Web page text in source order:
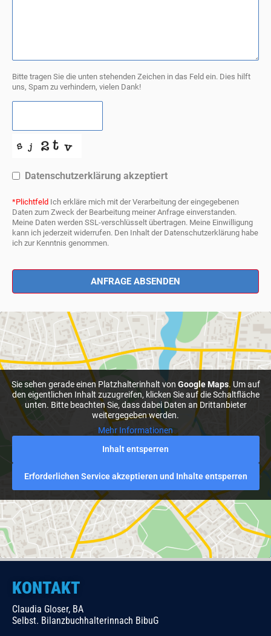
Bitte tragen Sie die unten stehenden Zeichen in das Feld ein. Dies hilft
uns, Spam zu verhindern, vielen Dank!
Datenschutzerklärung akzeptiert
*Plichtfeld Ich erkläre mich mit der Verarbeitung der eingegebenen
Daten zum Zweck der Bearbeitung meiner Anfrage einverstanden.
Meine Daten werden SSL-verschlüsselt übertragen. Meine Einwilligung
kann ich jederzeit widerrufen. Den Inhalt der Datenschutzerklärung habe
ich zur Kenntnis genommen.
ANFRAGE ABSENDEN
Sie sehen gerade einen Platzhalterinhalt von Google Maps. Um auf
den eigentlichen Inhalt zuzugreifen, klicken Sie auf die Schaltfläche
unten. Bitte beachten Sie, dass dabei Daten an Drittanbieter
weitergegeben werden.
Mehr Informationen
Inhalt entsperren
Erforderlichen Service akzeptieren und Inhalte entsperren
KONTAKT
Claudia Gloser, BA
Selbst. Bilanzbuchhalterinnach BibuG